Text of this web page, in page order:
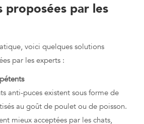
proposées par les
voici quelques solutions
par les experts :
anti-puces existent sous forme de
au goût de poulet ou de poisson.
mieux acceptées par les chats,